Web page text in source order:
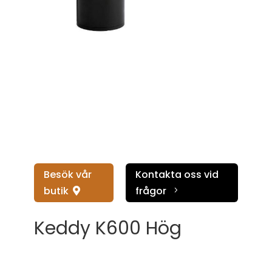
Besök vår
butik 
Kontakta oss vid
frågor
5
Keddy K600 Hög